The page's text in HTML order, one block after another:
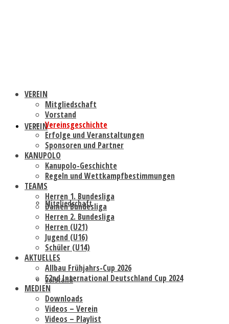
VEREIN
Mitgliedschaft
Vorstand
VEREIN
Mitgliedschaft
Vorstand
Vereinsgeschichte
Erfolge und Veranstaltungen
Sponsoren und Partner
KANUPOLO
Kanupolo-Geschichte
Regeln und Wettkampfbestimmungen
TEAMS
Herren 1. Bundesliga
Damen Bundesliga
Herren 2. Bundesliga
Herren (U21)
Jugend (U16)
Schüler (U14)
AKTUELLES
Allbau Frühjahrs-Cup 2026
52nd International Deutschland Cup 2024
MEDIEN
Downloads
Videos – Verein
Videos – Playlist